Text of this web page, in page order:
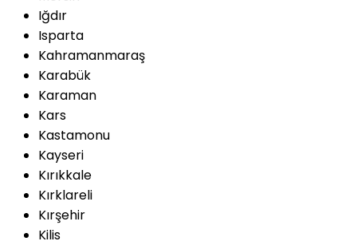
Iğdır
Isparta
Kahramanmaraş
Karabük
Karaman
Kars
Kastamonu
Kayseri
Kırıkkale
Kırklareli
Kırşehir
Kilis